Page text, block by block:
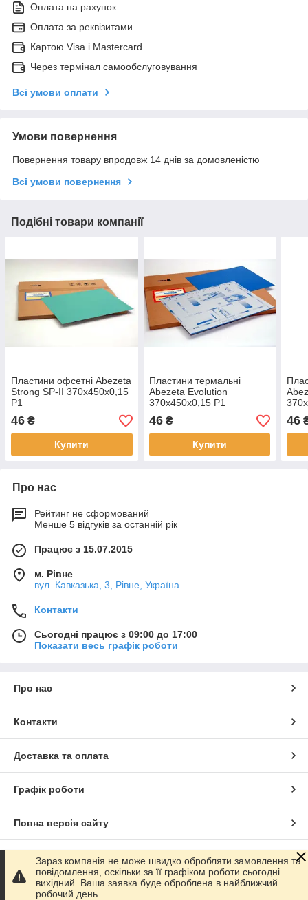
Оплата на рахунок
Оплата за реквізитами
Картою Visa і Mastercard
Через термінал самообслуговування
Всі умови оплати
Умови повернення
Повернення товару впродовж 14 днів за домовленістю
Всі умови повернення
Подібні товари компанії
Пластини офсетні Abezeta
Strong SP-II 370x450x0,15
P1
46 ₴
Купити
Пластини термальні
Abezeta Evolution
370x450x0,15 P1
46₴
Купити
46
Про нас
Рейтинг не сформований
Менше 5 відгуків за останній рік
Працює з 15.07.2015
м. Рівне
вул. Кавказька, 3, Рівне, Україна
Контакти
Сьогодні працює з 09:00 до 17:00
Показати весь графік роботи
Про нас
Контакти
Доставка та оплата
Графік роботи
Повна версія сайту
Сайт створено на маркетплейсіProm.ua
Політика конфіденційності
Зараз компанія не може швидко обробляти замовлення та
повідомлення, оскільки за її графіком роботи сьогодні
вихідний. Ваша заявка буде оброблена в найближчий
робочий день.